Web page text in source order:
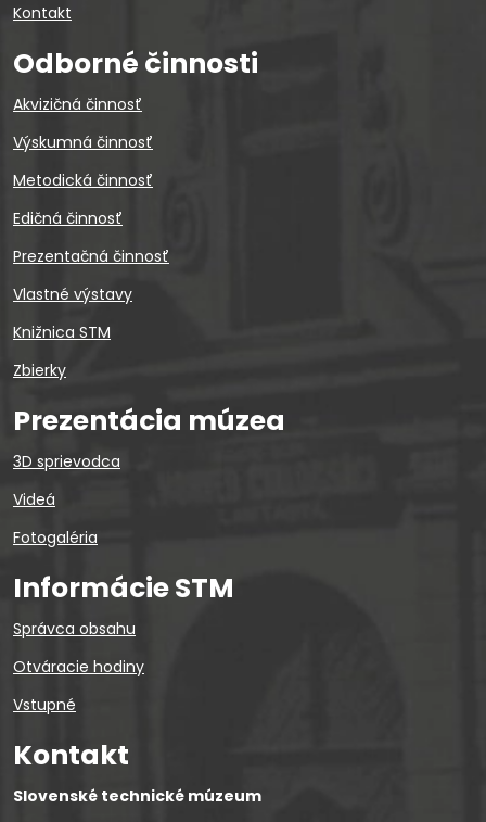
Kontakt
Odborné činnosti
Akvizičná činnosť
Výskumná činnosť
Metodická činnosť
Edičná činnosť
Prezentačná činnosť
Vlastné výstavy
Knižnica STM
Zbierky
Prezentácia múzea
3D sprievodca
Videá
Fotogaléria
Informácie STM
Správca obsahu
Otváracie hodiny
Vstupné
Kontakt
Slovenské technické múzeum